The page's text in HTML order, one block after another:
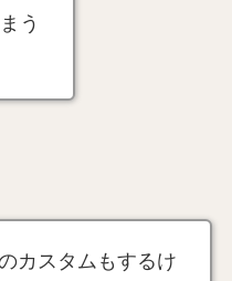
う
カスタムもするけ